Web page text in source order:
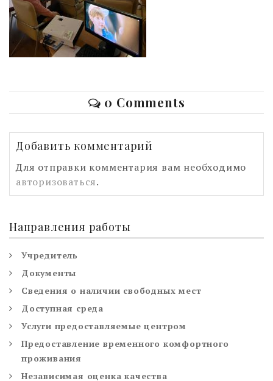
0 Comments
Добавить комментарий
Для отправки комментария вам необходимо
авторизоваться.
Направления работы
Учредитель
Документы
Сведения о наличии свободных мест
Доступная среда
Услуги предоставляемые центром
Предоставление временного комфортного
проживания
Независимая оценка качества